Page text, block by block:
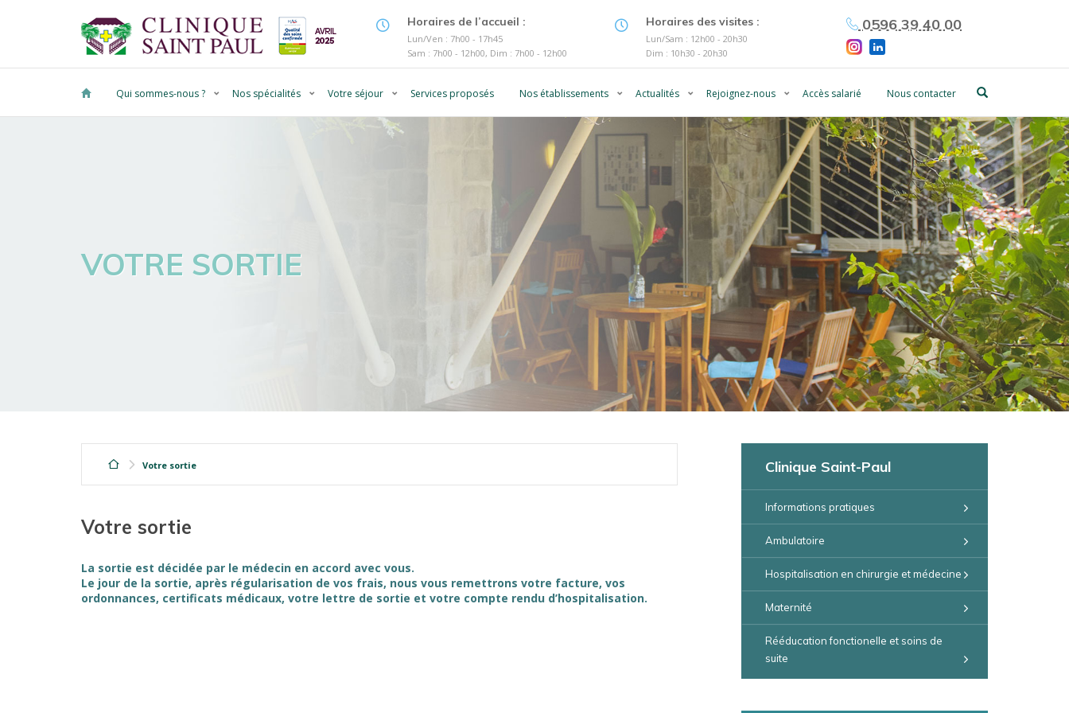
Horaires de l’accueil :
Lun/Ven : 7h00 - 17h45
Sam : 7h00 - 12h00, Dim : 7h00 - 12h00
Horaires des visites :
Lun/Sam : 12h00 - 20h30
Dim : 10h30 - 20h30
0596 39 40 00
Qui sommes-nous ? Nos spécialités Votre séjour Services proposés Nos établissements Actualités Rejoignez-nous Accès salarié Nous contacter
VOTRE SORTIE
Votre sortie
Votre sortie
La sortie est décidée par le médecin en accord avec vous.
Le jour de la sortie, après régularisation de vos frais, nous vous remettrons votre facture, vos
ordonnances, certificats médicaux, votre lettre de sortie et votre compte rendu d’hospitalisation.
Clinique Saint-Paul
Informations pratiques
Ambulatoire
Hospitalisation en chirurgie et médecine
Maternité
Rééducation fonctionelle et soins de
suite